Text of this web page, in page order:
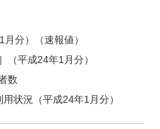
分）（速報値）
（平成24年1月分）
数
状況（平成24年1月分）